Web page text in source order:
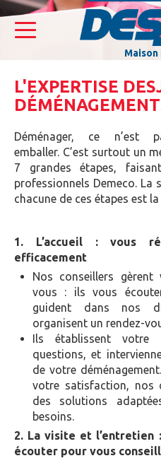
L'EXPERTISE
Déménager, ce n’est
emballer. C’est surtout un
7 grandes étapes,
professionnels Demeco.
chacune de ces étapes est
1. L’accueil : vous
efficacement
Nos conseillers gèrent
vous : ils vous
guident dans nos
organisent un rendez-
Ils établissent votre
questions, et
de votre
votre satisfaction, nos
des solutions
besoins.
2. La visite et
écouter pour vous